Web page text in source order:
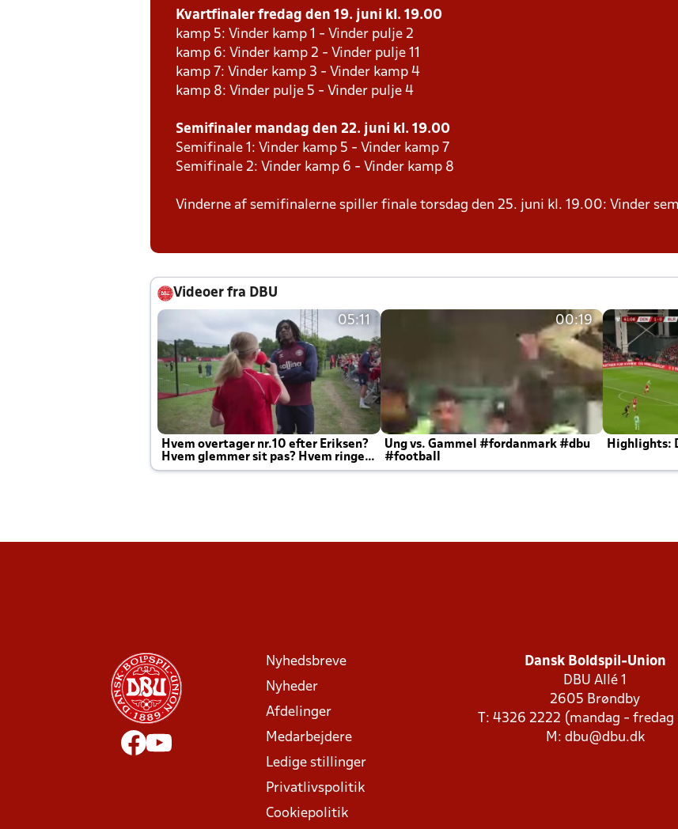
Kvartfinaler fredag den 19. juni kl. 19.00
kamp 5: Vinder kamp 1 - Vinder pulje 2
kamp 6: Vinder kamp 2 - Vinder pulje 11
kamp 7: Vinder kamp 3 - Vinder kamp 4
kamp 8: Vinder pulje 5 - Vinder pulje 4
Semifinaler mandag den 22. juni kl. 19.00
Semifinale 1: Vinder kamp 5 - Vinder kamp 7
Semifinale 2: Vinder kamp 6 - Vinder kamp 8
Vinderne af semifinalerne spiller finale torsdag den 25. juni kl. 19.00: Vinder
Videoer fra DBU
05:11
Hvem overtager nr.10 efter Eriksen?
Hvem glemmer sit pas? Hvem ringer
Joachim altid til efter kampe?
00:19
Ung vs. Gammel #fordanmark #dbu
#football
Highlights:
Nyhedsbreve
Nyheder
Afdelinger
Medarbejdere
Ledige stillinger
Privatlivspolitik
Cookiepolitik
Dansk Boldspil-Union
DBU Allé 1
2605 Brøndby
T: 4326 2222 (mandag - fredag
M: dbu@dbu.dk